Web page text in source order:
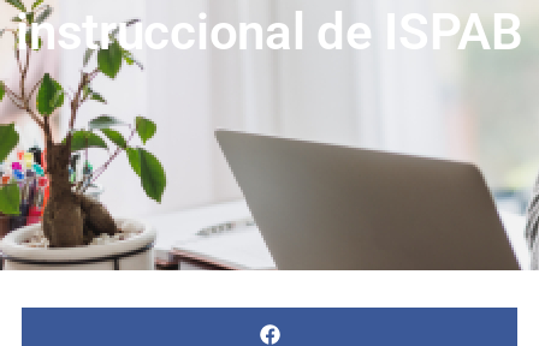
instruccional de ISPAB